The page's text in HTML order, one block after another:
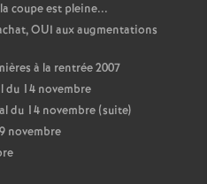
c
o
n
coupe est pleine...
OUI aux augmentations
à la rentrée 2007
du 14 novembre
du 14 novembre (suite)
novembre